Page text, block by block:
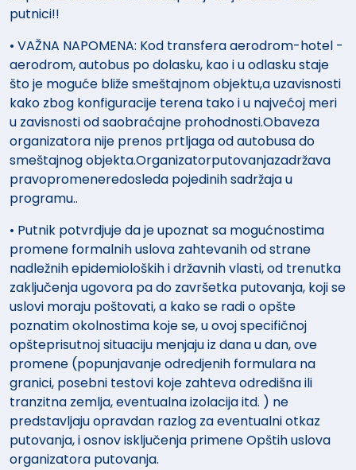
putnici!!
• VAŽNA NAPOMENA: Kod transfera aerodrom-hotel -
aerodrom, autobus po dolasku, kao i u odlasku staje
što je moguće bliže smeštajnom objektu,a uzavisnosti
kako zbog konfiguracije terena tako i u najvećoj meri
u zavisnosti od saobraćajne prohodnosti.Obaveza
organizatora nije prenos prtljaga od autobusa do
smeštajnog objekta.Organizatorputovanjazadržava
pravopromeneredosleda pojedinih sadržaja u
programu..
• Putnik potvrdjuje da je upoznat sa mogućnostima
promene formalnih uslova zahtevanih od strane
nadležnih epidemioloških i državnih vlasti, od trenutka
zaključenja ugovora pa do završetka putovanja, koji se
uslovi moraju poštovati, a kako se radi o opšte
poznatim okolnostima koje se, u ovoj specifičnoj
opšteprisutnoj situaciju menjaju iz dana u dan, ove
promene (popunjavanje odredjenih formulara na
granici, posebni testovi koje zahteva odredišna ili
tranzitna zemlja, eventualna izolacija itd. ) ne
predstavljaju opravdan razlog za eventualni otkaz
putovanja, i osnov isključenja primene Opštih uslova
organizatora putovanja.